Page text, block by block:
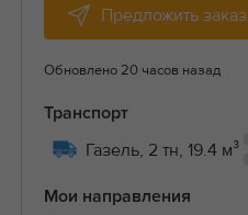
Предложить заказ
Обновлено 20 часов назад
Транспорт
Газель, 2 тн, 19.4 м³
Мои направления